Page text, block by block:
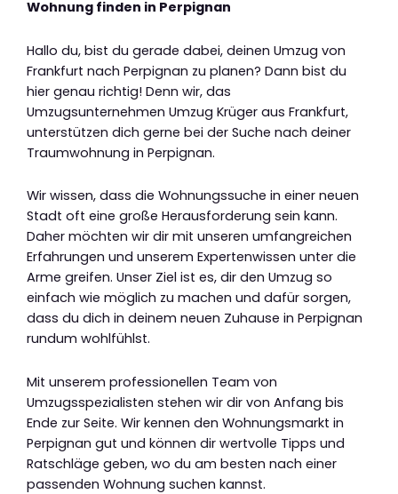
Wohnung finden in Perpignan
Hallo du, bist du gerade dabei, deinen Umzug von
Frankfurt nach Perpignan zu planen? Dann bist du
hier genau richtig! Denn wir, das
Umzugsunternehmen Umzug Krüger aus Frankfurt,
unterstützen dich gerne bei der Suche nach deiner
Traumwohnung in Perpignan.
Wir wissen, dass die Wohnungssuche in einer neuen
Stadt oft eine große Herausforderung sein kann.
Daher möchten wir dir mit unseren umfangreichen
Erfahrungen und unserem Expertenwissen unter die
Arme greifen. Unser Ziel ist es, dir den Umzug so
einfach wie möglich zu machen und dafür sorgen,
dass du dich in deinem neuen Zuhause in Perpignan
rundum wohlfühlst.
Mit unserem professionellen Team von
Umzugsspezialisten stehen wir dir von Anfang bis
Ende zur Seite. Wir kennen den Wohnungsmarkt in
Perpignan gut und können dir wertvolle Tipps und
Ratschläge geben, wo du am besten nach einer
passenden Wohnung suchen kannst.